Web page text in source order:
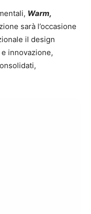
Warm,
sarà l’occasione
il design
innovazione,